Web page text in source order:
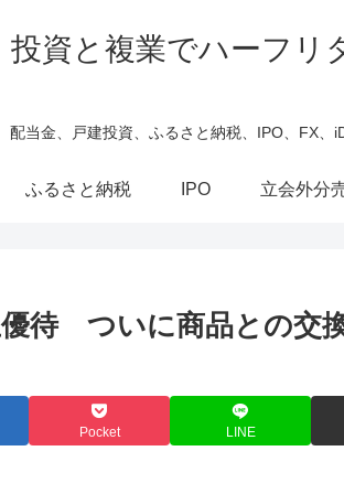
投資と複業でハーフリ
配当金、戸建投資、ふるさと納税、IPO、FX、
ふるさと納税 IPO 立会外分
待 ついに商品との交
Pocket LINE